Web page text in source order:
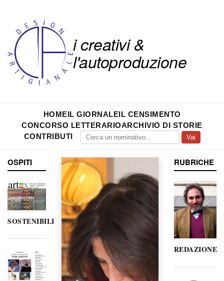
i creativi &
l'autoproduzione
HOMEIL GIORNALEIL CENSIMENTO
CONCORSO LETTERARIOARCHIVIO DI STORIE
CONTRIBUTI
Vai
OSPITI
SOSTENIBILITÀ
RUBRICHE
REDAZIONE